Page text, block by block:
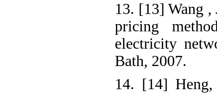
13. [13] Wang
pricing
electricity
Bath, 2007.
14. [14]